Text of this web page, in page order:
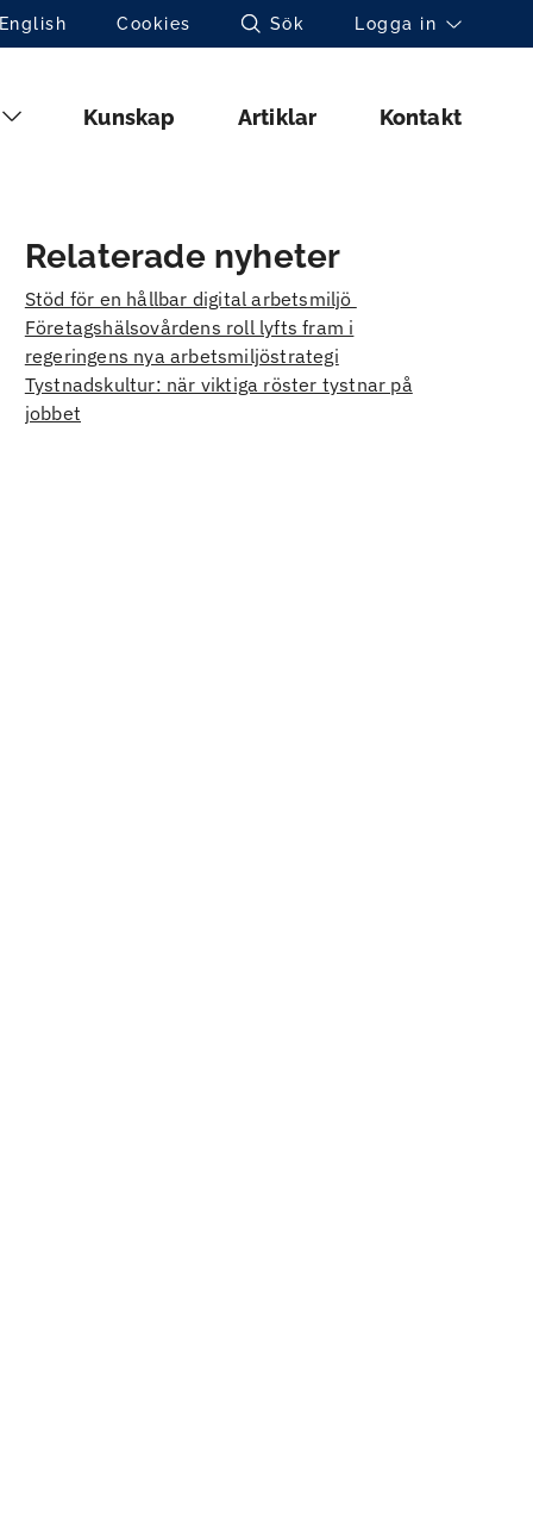
Toppnavigation (sv)
English Cookies Sök Logga in
Huvudmeny (sv)
Kunskap Artiklar Kontakt
Relaterade nyheter
Stöd för en hållbar digital arbetsmiljö
Företagshälsovårdens roll lyfts fram i
regeringens nya arbetsmiljöstrategi
Tystnadskultur: när viktiga röster tystnar på
jobbet